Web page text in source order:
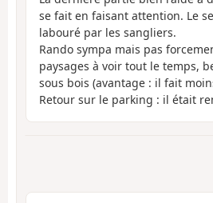
se fait en faisant attention. Le
labouré par les sangliers.
Rando sympa mais pas
paysages à voir tout le temps,
sous bois (avantage : il fait
Retour sur le parking : il était